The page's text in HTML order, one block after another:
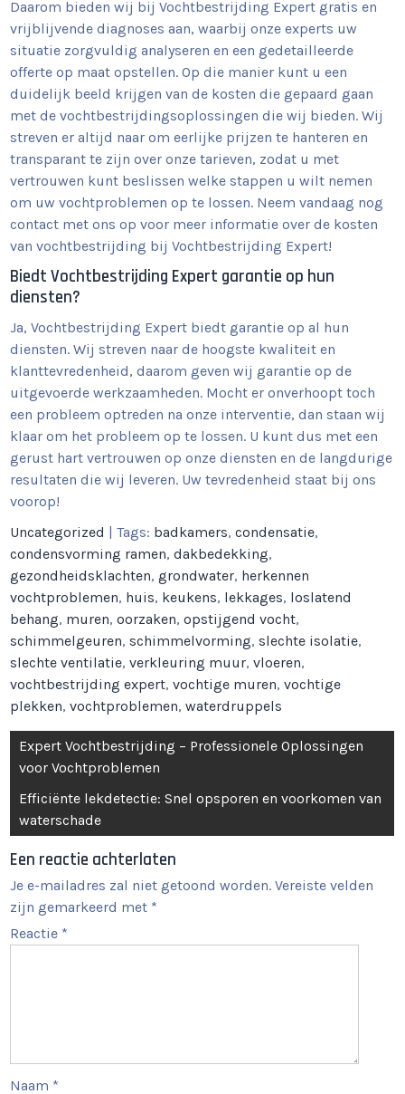
Daarom bieden wij bij Vochtbestrijding Expert gratis en
vrijblijvende diagnoses aan, waarbij onze experts uw
situatie zorgvuldig analyseren en een gedetailleerde
offerte op maat opstellen. Op die manier kunt u een
duidelijk beeld krijgen van de kosten die gepaard gaan
met de vochtbestrijdingsoplossingen die wij bieden. Wij
streven er altijd naar om eerlijke prijzen te hanteren en
transparant te zijn over onze tarieven, zodat u met
vertrouwen kunt beslissen welke stappen u wilt nemen
om uw vochtproblemen op te lossen. Neem vandaag nog
contact met ons op voor meer informatie over de kosten
van vochtbestrijding bij Vochtbestrijding Expert!
Biedt Vochtbestrijding Expert garantie op hun
diensten?
Ja, Vochtbestrijding Expert biedt garantie op al hun
diensten. Wij streven naar de hoogste kwaliteit en
klanttevredenheid, daarom geven wij garantie op de
uitgevoerde werkzaamheden. Mocht er onverhoopt toch
een probleem optreden na onze interventie, dan staan wij
klaar om het probleem op te lossen. U kunt dus met een
gerust hart vertrouwen op onze diensten en de langdurige
resultaten die wij leveren. Uw tevredenheid staat bij ons
voorop!
Uncategorized | Tags: badkamers,condensatie,
condensvorming ramen,dakbedekking,
gezondheidsklachten,grondwater, herkennen
vochtproblemen, huis, keukens, lekkages, loslatend
behang, muren,oorzaken,opstijgend vocht,
schimmelgeuren,schimmelvorming,slechte isolatie,
slechte ventilatie,verkleuring muur,vloeren,
vochtbestrijding expert,vochtige muren,vochtige
plekken,vochtproblemen,waterdruppels
Berichtnavigatie
Expert Vochtbestrijding – Professionele Oplossingen
voor Vochtproblemen
Efficiënte lekdetectie: Snel opsporen en voorkomen van
waterschade
Een reactie achterlaten
Je e-mailadres zal niet getoond worden. Vereiste velden
zijn gemarkeerd met *
Reactie *
Naam *